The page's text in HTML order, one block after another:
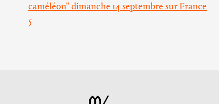
caméléon" dimanche 14 septembre sur France
5